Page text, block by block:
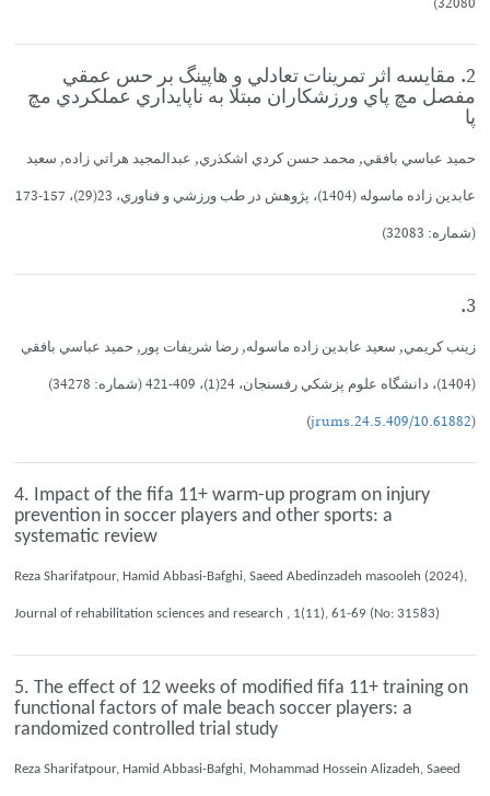
32080)
2. مقايسه اثر تمرينات تعادلي و هاپينگ بر حس عمقي
مفصل مچ پاي ورزشكاران مبتلا به ناپايداري عملكردي مچ
پا
حميد عباسي بافقي, محمد حسن كردي اشكذري, عبدالمجيد هراتي زاده, سعيد
عابدين زاده ماسوله (1404)، پژوهش در طب ورزشي و فناوري، 23(29)، 157-173
(شماره: 32083)
3.
زينب كريمي, سعيد عابدين زاده ماسوله, رضا شريفات پور, حميد عباسي بافقي
(1404)، دانشگاه علوم پزشكي رفسنجان، 24(1)، 409-421 (شماره: 34278)
(
10.61882/jrums.24.5.409
)
4. Impact of the fifa 11+ warm-up program on injury
prevention in soccer players and other sports: a
systematic review
Reza Sharifatpour, Hamid Abbasi-Bafghi, Saeed Abedinzadeh masooleh (2024),
Journal of rehabilitation sciences and research , 1(11), 61-69 (No: 31583)
5. The effect of 12 weeks of modified fifa 11+ training on
functional factors of male beach soccer players: a
randomized controlled trial study
Reza Sharifatpour, Hamid Abbasi-Bafghi, Mohammad Hossein Alizadeh, Saeed